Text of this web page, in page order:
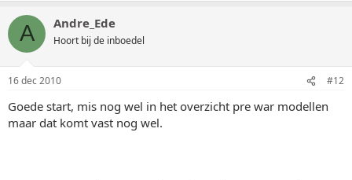
A Andre_Ede
Hoort bij de inboedel
16 dec 2010 #12
Goede start, mis nog wel in het overzicht pre war modellen
maar dat komt vast nog wel.